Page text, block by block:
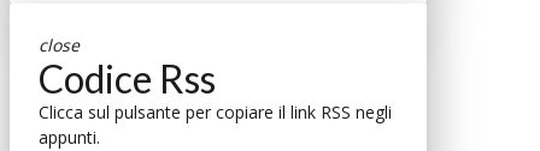
close
Codice Rss
Clicca sul pulsante per copiare il link RSS negli
appunti.